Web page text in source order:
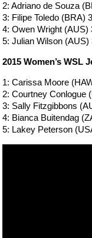
2: Adriano de Souza
3: Filipe Toledo (BRA)
4: Owen Wright (AUS)
5: Julian Wilson (AUS)
2015 Women’s WSL
1: Carissa Moore
2: Courtney Conlogue
3: Sally Fitzgibbons
4: Bianca Buitendag
5: Lakey Peterson